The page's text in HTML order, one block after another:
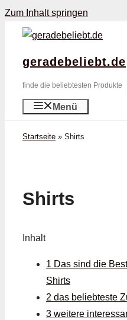
Zum Inhalt springen
geradebeliebt.de
finde die beliebtesten Produkte
Menü
Startseite » Shirts
Shirts
Inhalt
1 Das sind die
Shirts
2 das beliebteste
3 weitere